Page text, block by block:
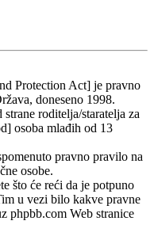
Protection Act] je pravno
doneseno 1998.
roditelja/staratelja za
osoba mlađih od 13
pravno pravilo na
osobe.
što će reći da je potpuno
u vezi bilo kakve pravne
phpbb.com Web stranice